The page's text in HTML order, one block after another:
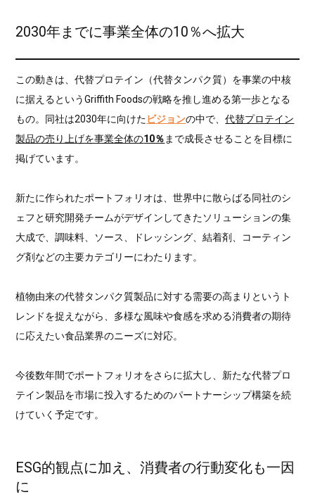
2030年までに事業全体の10％へ拡大
この動きは、代替プロテイン（代替タンパク質）を事業の中核
に据えるというGriffith Foodsの戦略を推し進める第一歩となる
もの。同社は2030年に向けたビジョンの中で、代替プロテイン
製品の売り上げを事業全体の10％ まで成長させることを目標に
掲げています。
新たに作られたポートフォリオは、世界中に散らばる同社のシ
ェフと研究開発チームがデザインしてきたソリューションの集
大成で、調味料、ソース、ドレッシング、結着剤、コーティン
グ剤などの主要カテゴリーにわたります。
植物由来の代替タンパク質製品に対する需要の高まりというト
レンドを捉えながら、多様な風味や食感を求める消費者の期待
に応えたい食品業界のニーズに対応。
今後数年間でポートフォリオをさらに拡大し、新たな代替プロ
テイン製品を市場に投入するためのパートナーシップ構築を続
けていく予定です。
ESG的観点に加え、消費者の行動変化も一因
に